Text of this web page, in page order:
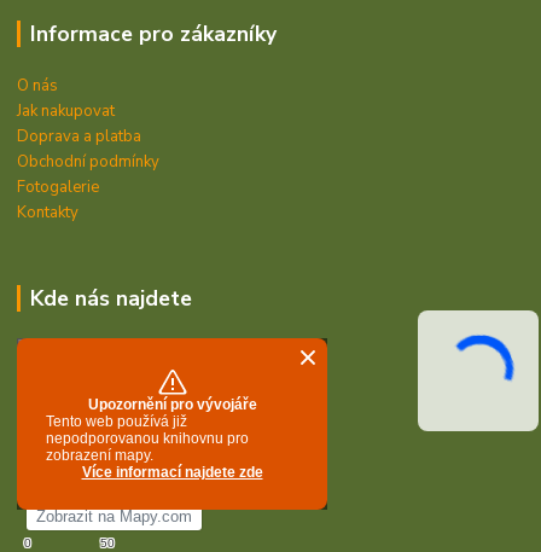
Informace pro zákazníky
O nás
Jak nakupovat
Doprava a platba
Obchodní podmínky
Fotogalerie
Kontakty
Kde nás najdete